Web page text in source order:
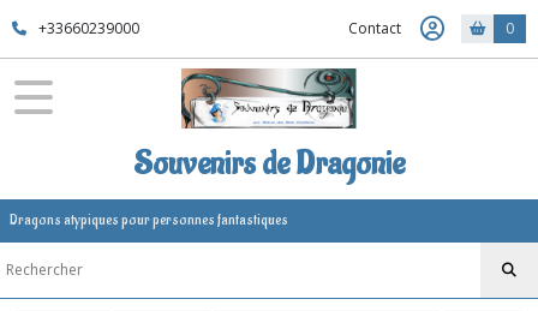
+33660239000 Contact 0
Souvenirs de Dragonie
Dragons atypiques pour personnes fantastiques